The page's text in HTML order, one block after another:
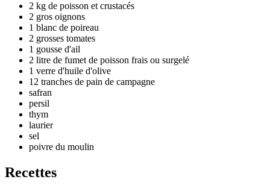
2 kg de poisson et crustacés
2 gros oignons
1 blanc de poireau
2 grosses tomates
1 gousse d'ail
2 litre de fumet de poisson frais ou surgelé
1 verre d'huile d'olive
12 tranches de pain de campagne
safran
persil
thym
laurier
sel
poivre du moulin
Recettes